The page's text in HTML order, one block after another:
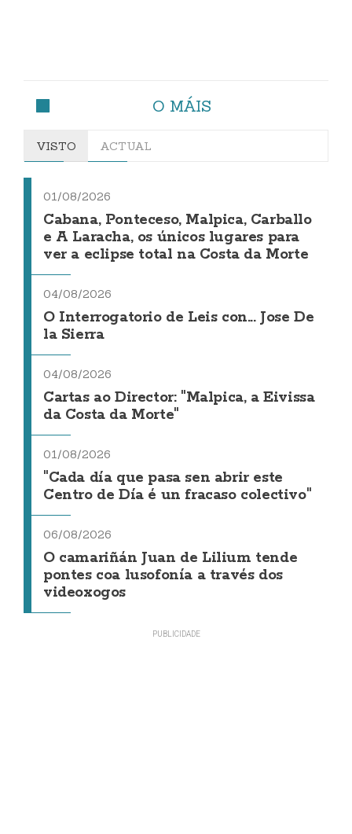
O MÁIS
VISTO ACTUAL
01/08/2026
Cabana, Ponteceso, Malpica, Carballo
e A Laracha, os únicos lugares para
ver a eclipse total na Costa da Morte
04/08/2026
O Interrogatorio de Leis con... Jose De
la Sierra
04/08/2026
Cartas ao Director: "Malpica, a Eivissa
da Costa da Morte"
01/08/2026
"Cada día que pasa sen abrir este
Centro de Día é un fracaso colectivo"
06/08/2026
O camariñán Juan de Lilium tende
pontes coa lusofonía a través dos
videoxogos